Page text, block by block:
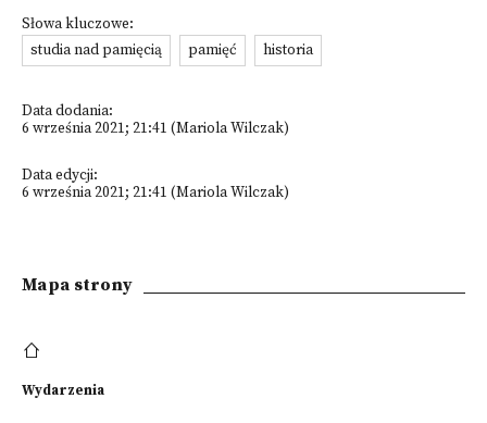
Słowa kluczowe:
studia nad pamięcią
pamięć historia
Data dodania:
6 września 2021; 21:41 (Mariola Wilczak)
Data edycji:
6 września 2021; 21:41 (Mariola Wilczak)
Mapa strony
Wydarzenia